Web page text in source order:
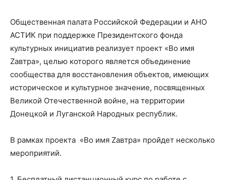
Общественная палата Российской Федерации и АНО
АСТИК при поддержке Президентского фонда
культурных инициатив реализует проект «Во имя
Zавтра», целью которого является объединение
сообщества для восстановления объектов, имеющих
историческое и культурное значение, посвященных
Великой Отечественной войне, на территории
Донецкой и Луганской Народных республик.
В рамках проекта «Во имя Zавтра» пройдет несколько
мероприятий.